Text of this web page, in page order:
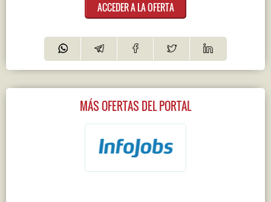
ACCEDER A LA OFERTA
MÁS OFERTAS DEL PORTAL